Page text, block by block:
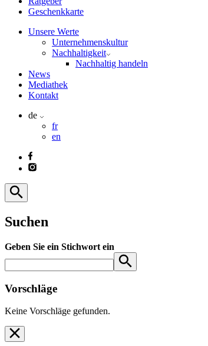
Geschenkkarte
Unsere Werte
Unternehmenskultur
Nachhaltigkeit
Nachhaltig handeln
News
Mediathek
Kontakt
de
fr
en
Suchen
Geben Sie ein Stichwort ein
Vorschläge
Keine Vorschläge gefunden.